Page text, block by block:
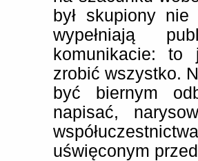
był skupiony
wypełniają
komunikacie:
zrobić wszystko.
być biernym
napisać,
uświęconym